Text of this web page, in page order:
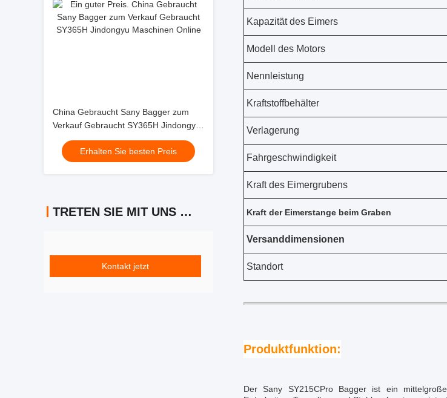
China Gebraucht Sany Bagger zum
Verkauf Gebraucht SY365H Jindongyu
Maschinen
Erhalten Sie besten Preis
TRETEN SIE MIT UNS IN VERBINDUNG
Kontakt jetzt
Kapazität des Eimers
Modell des Motors
Nennleistung
Kraftstoffbehälter
Verlagerung
Fahrgeschwindigkeit
Kraft des Eimergrubens
Kraft der Eimerstange beim Graben
Versanddimensionen
Standort
Produktfunktion:
Der Sany SY215CPro Bagger ist ein